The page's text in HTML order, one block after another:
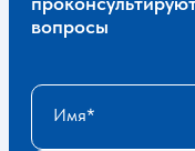
вопросы
Имя